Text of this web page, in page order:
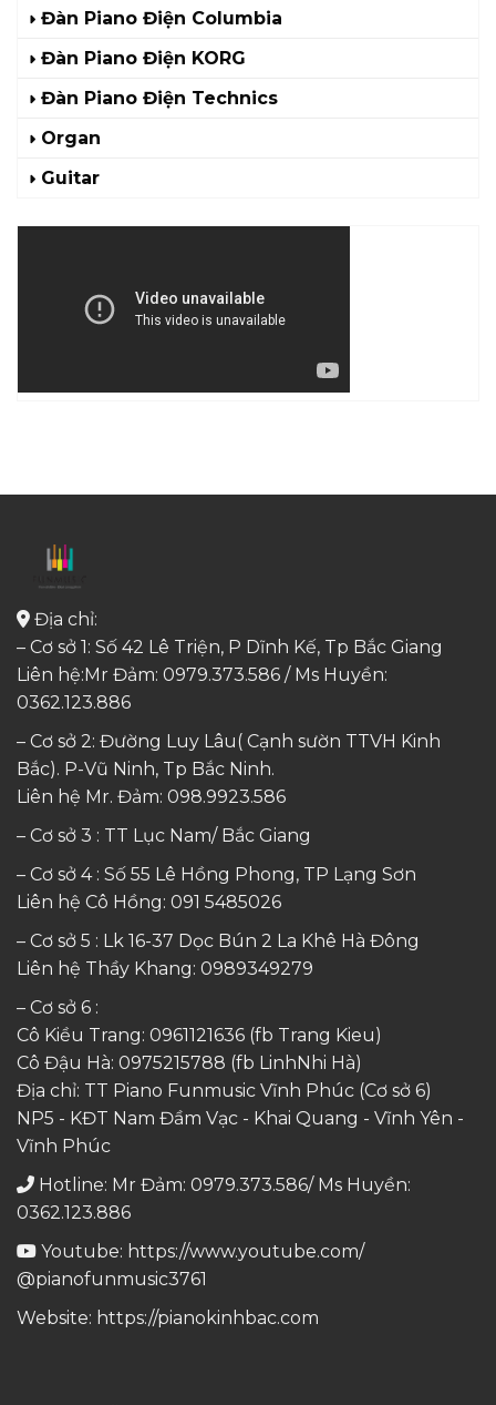
Đàn Piano Điện Columbia
Đàn Piano Điện KORG
Đàn Piano Điện Technics
Organ
Guitar
Địa chỉ:
– Cơ sở 1: Số 42 Lê Triện, P Dĩnh Kế, Tp Bắc Giang
Liên hệ:Mr Đảm: 0979.373.586 / Ms Huyền:
0362.123.886
– Cơ sở 2: Đường Luy Lâu( Cạnh sườn TTVH Kinh
Bắc). P-Vũ Ninh, Tp Bắc Ninh.
Liên hệ Mr. Đảm: 098.9923.586
– Cơ sở 3 : TT Lục Nam/ Bắc Giang
– Cơ sở 4 : Số 55 Lê Hồng Phong, TP Lạng Sơn
Liên hệ Cô Hồng: 091 5485026
– Cơ sở 5 : Lk 16-37 Dọc Bún 2 La Khê Hà Đông
Liên hệ Thầy Khang: 0989349279
– Cơ sở 6 :
Cô Kiều Trang: 0961121636 (fb Trang Kieu)
Cô Đậu Hà: 0975215788 (fb LinhNhi Hà)
Địa chỉ: TT Piano Funmusic Vĩnh Phúc (Cơ sở 6)
NP5 - KĐT Nam Đầm Vạc - Khai Quang - Vĩnh Yên -
Vĩnh Phúc
Hotline: Mr Đảm: 0979.373.586/ Ms Huyền:
0362.123.886
Youtube: https://www.youtube.com/
@pianofunmusic3761
Website: https://pianokinhbac.com